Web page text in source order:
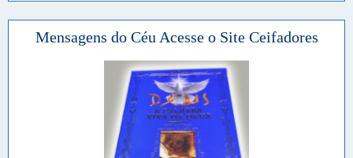
Mensagens do Céu Acesse o Site Ceifadores